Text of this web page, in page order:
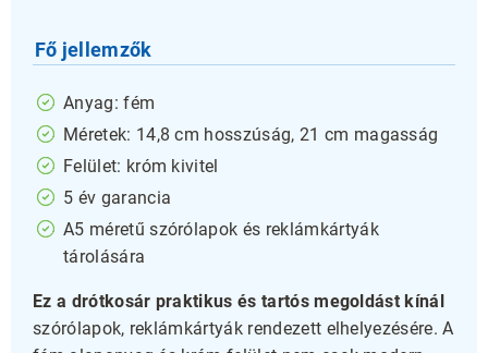
Fő jellemzők
Anyag: fém
Méretek: 14,8 cm hosszúság, 21 cm magasság
Felület: króm kivitel
5 év garancia
A5 méretű szórólapok és reklámkártyák
tárolására
Ez a drótkosár praktikus és tartós megoldást kínál
szórólapok, reklámkártyák rendezett elhelyezésére. A